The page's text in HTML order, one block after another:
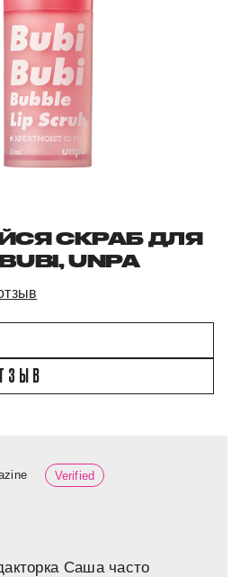
СКРАБ ДЛЯ
UNPA
Verified
Саша часто